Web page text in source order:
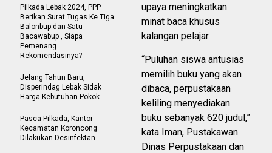
upaya meningkatkan
minat baca khusus
kalangan pelajar.
“Puluhan siswa antusias
memilih buku yang akan
dibaca, perpustakaan
keliling menyediakan
buku sebanyak 620 judul,”
kata Iman, Pustakawan
Dinas Perpustakaan dan
Pilkada Lebak 2024, PPP
Berikan Surat Tugas Ke Tiga
Balonbup dan Satu
Bacawabup , Siapa
Pemenang
Rekomendasinya?
Jelang Tahun Baru,
Disperindag Lebak Sidak
Harga Kebutuhan Pokok
Pasca Pilkada, Kantor
Kecamatan Koroncong
Dilakukan Desinfektan